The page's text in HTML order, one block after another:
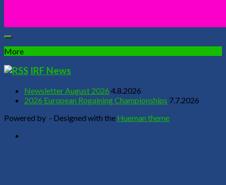
More
IRF News
Newsletter August 2026 4.8.2026
2026 European Rogaining Championships 7.7.2026
Powered by - Designed with the Hueman theme